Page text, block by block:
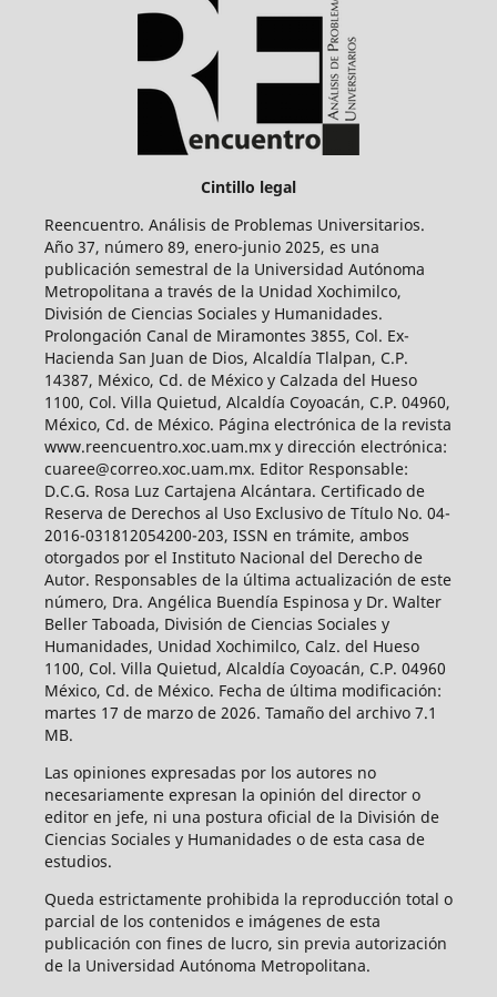
Cintillo legal
Reencuentro. Análisis de Problemas Universitarios.
Año 37, número 89, enero-junio 2025, es una
publicación semestral de la Universidad Autónoma
Metropolitana a través de la Unidad Xochimilco,
División de Ciencias Sociales y Humanidades.
Prolongación Canal de Miramontes 3855, Col. Ex-
Hacienda San Juan de Dios, Alcaldía Tlalpan, C.P.
14387, México, Cd. de México y Calzada del Hueso
1100, Col. Villa Quietud, Alcaldía Coyoacán, C.P. 04960,
México, Cd. de México. Página electrónica de la revista
www.reencuentro.xoc.uam.mx y dirección electrónica:
cuaree@correo.xoc.uam.mx. Editor Responsable:
D.C.G. Rosa Luz Cartajena Alcántara. Certificado de
Reserva de Derechos al Uso Exclusivo de Título No. 04-
2016-031812054200-203, ISSN en trámite, ambos
otorgados por el Instituto Nacional del Derecho de
Autor. Responsables de la última actualización de este
número, Dra. Angélica Buendía Espinosa y Dr. Walter
Beller Taboada, División de Ciencias Sociales y
Humanidades, Unidad Xochimilco, Calz. del Hueso
1100, Col. Villa Quietud, Alcaldía Coyoacán, C.P. 04960
México, Cd. de México. Fecha de última modificación:
martes 17 de marzo de 2026. Tamaño del archivo 7.1
MB.
Las opiniones expresadas por los autores no
necesariamente expresan la opinión del director o
editor en jefe, ni una postura oficial de la División de
Ciencias Sociales y Humanidades o de esta casa de
estudios.
Queda estrictamente prohibida la reproducción total o
parcial de los contenidos e imágenes de esta
publicación con fines de lucro, sin previa autorización
de la Universidad Autónoma Metropolitana.